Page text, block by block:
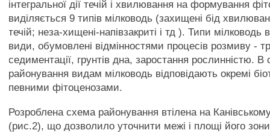
інтегральної дії течій і хвилювання на формування
виділяється 9 типів мілководь (захищені бід
течій; неза-хищені-напівзакриті і тд ). Типи мілководь
види, обумовлені відмінностями процесів розмиву -
седиментації, грунтів дна, заростання рослинністю. В
районування видам мілководь відповідають окремі
певними фітоценозами.
Розроблена схема районування втілена на
(рис.2), що дозволило уточнити межі і площі його